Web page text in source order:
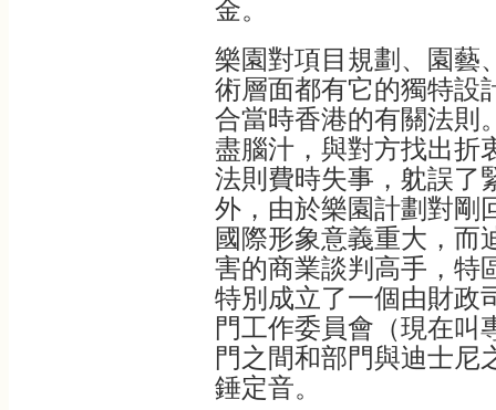
金。
樂園對項目規劃、園藝
術層面都有它的獨特設
合當時香港的有關法則
盡腦汁，與對方找出折
法則費時失事，躭誤了
外，由於樂園計劃對剛
國際形象意義重大，而
害的商業談判高手，特
特別成立了一個由財政
門工作委員會（現在叫
門之間和部門與迪士尼
錘定音。